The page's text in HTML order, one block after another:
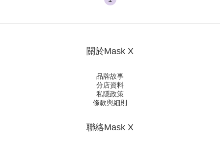
關於Mask X
品牌故事
分店資料
私隱政策
條款與細則
聯絡Mask X